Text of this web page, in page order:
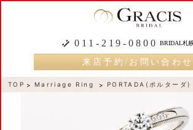
011-219-0800 BRIDAL札
来店予約/お問い合わせ
TOP Marriage Ring PORTADA(ポルターダ)